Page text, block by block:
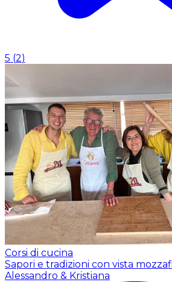
5 (2)
Corsi di cucina
Sapori e tradizioni con vista
Alessandro & Kristiana